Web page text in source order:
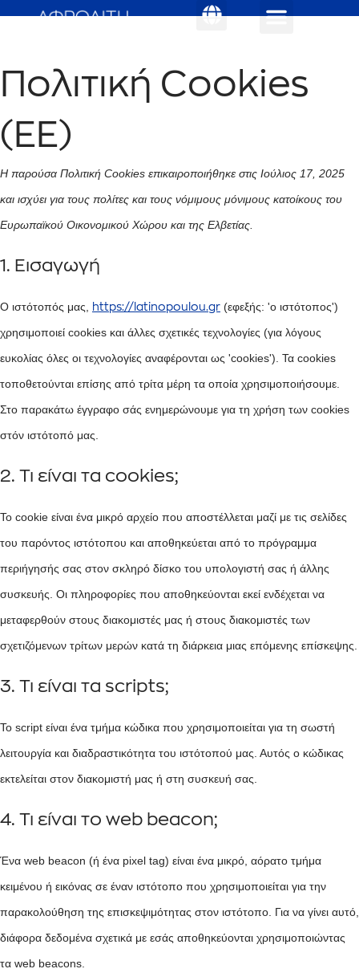
Πολιτική Cookies
(ΕΕ)
Η παρούσα Πολιτική Cookies επικαιροποιήθηκε στις Ιούλιος 17, 2025
και ισχύει για τους πολίτες και τους νόμιμους μόνιμους κατοίκους του
Ευρωπαϊκού Οικονομικού Χώρου και της Ελβετίας.
1. Εισαγωγή
Ο ιστότοπός μας, https://latinopoulou.gr (εφεξής: 'ο ιστότοπος')
χρησιμοποιεί cookies και άλλες σχετικές τεχνολογίες (για λόγους
ευκολίας όλες οι τεχνολογίες αναφέρονται ως 'cookies'). Τα cookies
τοποθετούνται επίσης από τρίτα μέρη τα οποία χρησιμοποιήσουμε.
Στο παρακάτω έγγραφο σάς ενημερώνουμε για τη χρήση των cookies
στόν ιστότοπό μας.
2. Τι είναι τα cookies;
Το cookie είναι ένα μικρό αρχείο που αποστέλλεται μαζί με τις σελίδες
του παρόντος ιστότοπου και αποθηκεύεται από το πρόγραμμα
περιήγησής σας στον σκληρό δίσκο του υπολογιστή σας ή άλλης
συσκευής. Οι πληροφορίες που αποθηκεύονται εκεί ενδέχεται να
μεταφερθούν στους διακομιστές μας ή στους διακομιστές των
σχετιζόμενων τρίτων μερών κατά τη διάρκεια μιας επόμενης επίσκεψης.
3. Τι είναι τα scripts;
Το script είναι ένα τμήμα κώδικα που χρησιμοποιείται για τη σωστή
λειτουργία και διαδραστικότητα του ιστότοπού μας. Αυτός ο κώδικας
εκτελείται στον διακομιστή μας ή στη συσκευή σας.
4. Τι είναι το web beacon;
Ένα web beacon (ή ένα pixel tag) είναι ένα μικρό, αόρατο τμήμα
κειμένου ή εικόνας σε έναν ιστότοπο που χρησιμοποιείται για την
παρακολούθηση της επισκεψιμότητας στον ιστότοπο. Για να γίνει αυτό,
διάφορα δεδομένα σχετικά με εσάς αποθηκεύονται χρησιμοποιώντας
τα web beacons.